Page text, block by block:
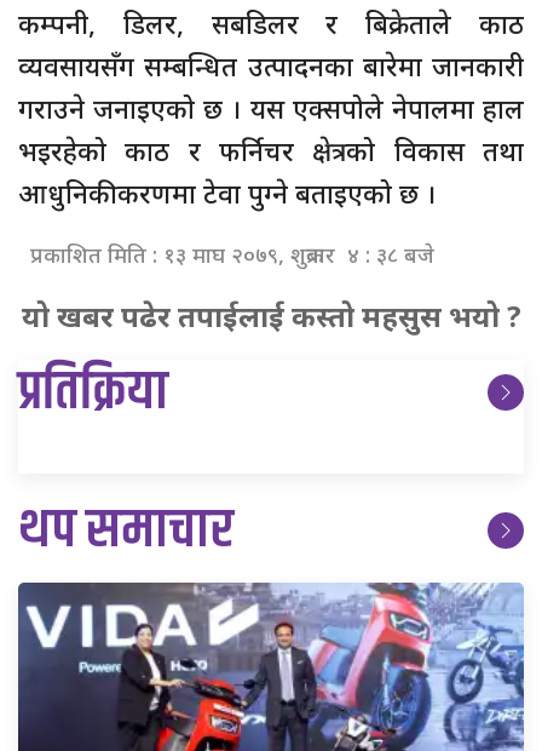
कम्पनी, डिलर, सबडिलर र बिक्रेताले काठ
व्यवसायसँग सम्बन्धित उत्पादनका बारेमा जानकारी
गराउने जनाइएको छ । यस एक्सपोले नेपालमा हाल
भइरहेको काठ र फर्निचर क्षेत्रको विकास तथा
आधुनिकीकरणमा टेवा पुग्ने बताइएको छ ।
प्रकाशित मिति : १३ माघ २०७९, शुक्रबार ४ : ३८ बजे
यो खबर पढेर तपाईलाई कस्तो महसुस भयो ?
प्रतिक्रिया
थप समाचार